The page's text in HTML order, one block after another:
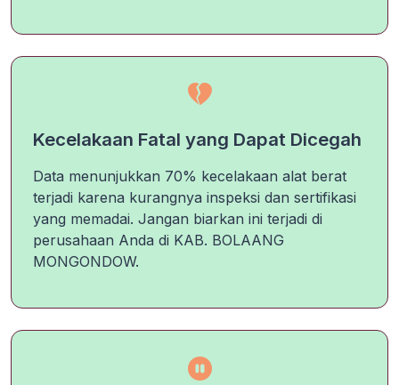
Kecelakaan Fatal yang Dapat Dicegah
Data menunjukkan 70% kecelakaan alat berat
terjadi karena kurangnya inspeksi dan sertifikasi
yang memadai. Jangan biarkan ini terjadi di
perusahaan Anda di KAB. BOLAANG
MONGONDOW.